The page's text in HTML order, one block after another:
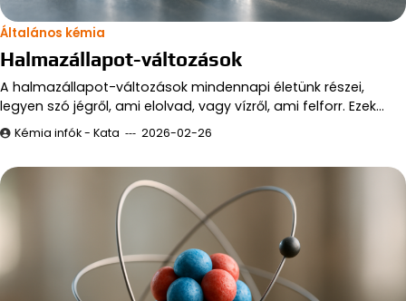
Általános kémia
Halmazállapot-változások
A halmazállapot-változások mindennapi életünk részei,
legyen szó jégről, ami elolvad, vagy vízről, ami felforr. Ezek…
Kémia infók - Kata 2026-02-26